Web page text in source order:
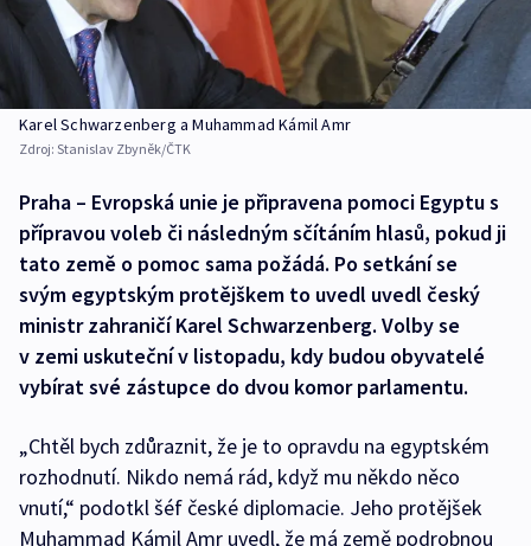
Karel Schwarzenberg a Muhammad Kámil Amr
Zdroj: Stanislav Zbyněk/ČTK
Praha – Evropská unie je připravena pomoci Egyptu s
přípravou voleb či následným sčítáním hlasů, pokud ji
tato země o pomoc sama požádá. Po setkání se
svým egyptským protějškem to uvedl uvedl český
ministr zahraničí Karel Schwarzenberg. Volby se
v zemi uskuteční v listopadu, kdy budou obyvatelé
vybírat své zástupce do dvou komor parlamentu.
„Chtěl bych zdůraznit, že je to opravdu na egyptském
rozhodnutí. Nikdo nemá rád, když mu někdo něco
vnutí,“ podotkl šéf české diplomacie. Jeho protějšek
Muhammad Kámil Amr uvedl, že má země podrobnou